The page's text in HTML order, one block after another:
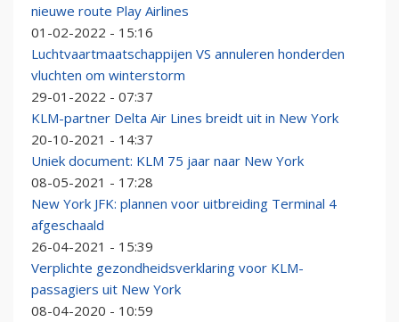
nieuwe route Play Airlines
01-02-2022 - 15:16
Luchtvaartmaatschappijen VS annuleren honderden
vluchten om winterstorm
29-01-2022 - 07:37
KLM-partner Delta Air Lines breidt uit in New York
20-10-2021 - 14:37
Uniek document: KLM 75 jaar naar New York
08-05-2021 - 17:28
New York JFK: plannen voor uitbreiding Terminal 4
afgeschaald
26-04-2021 - 15:39
Verplichte gezondheidsverklaring voor KLM-
passagiers uit New York
08-04-2020 - 10:59